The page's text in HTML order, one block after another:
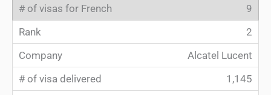
9
2
Alcatel Lucent
1,145